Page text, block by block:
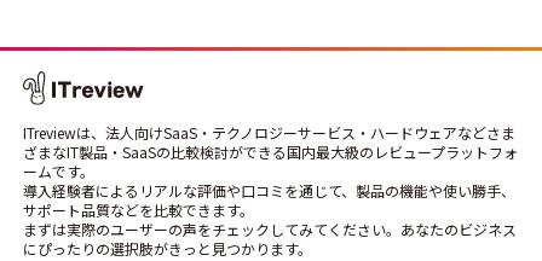
ITreviewは、法人向けSaaS・テクノロジーサービス・ハードウェアなどさま
ざまなIT製品・SaaSの比較検討ができる国内最大級のレビュープラットフォ
ームです。
導入経験者によるリアルな評価や口コミを通じて、製品の機能や使い勝手、
サポート品質などを比較できます。
まずは実際のユーザーの声をチェックしてみてください。あなたのビジネス
にぴったりの選択肢がきっと見つかります。